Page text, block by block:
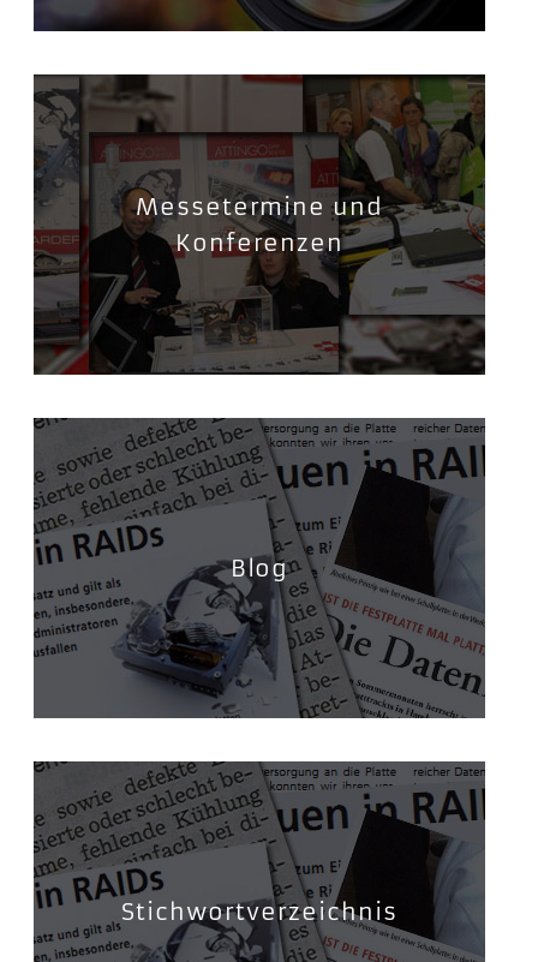
Messetermine und
Konferenzen
Blog
Stichwortverzeichnis